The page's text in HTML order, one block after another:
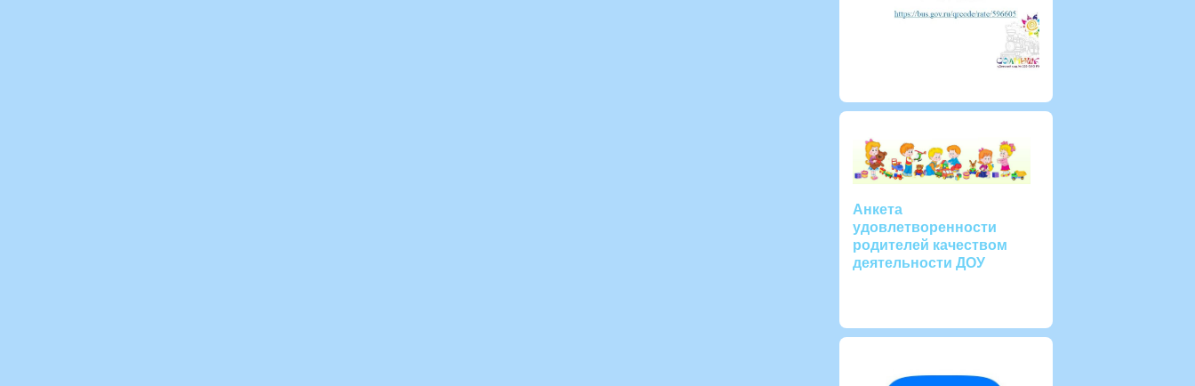
Анкета
удовлетворенности
родителей качеством
деятельности ДОУ